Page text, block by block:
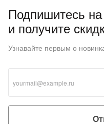
Подпишитесь
и получите
Узнавайте первым о